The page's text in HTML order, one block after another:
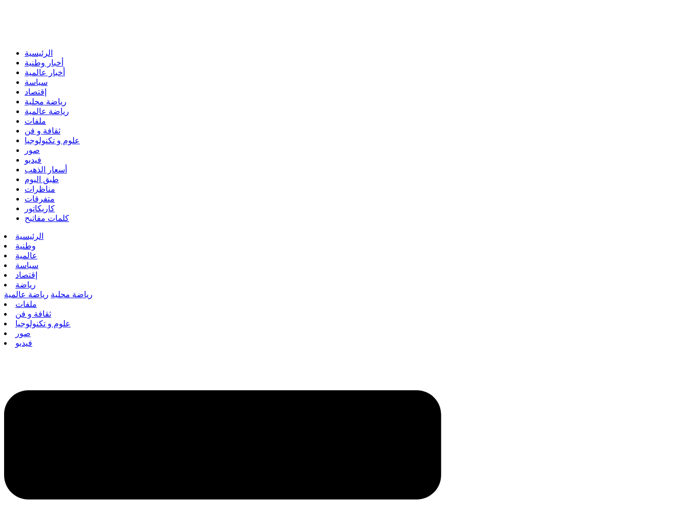
الرئيسية
أخبار وطنية
أخبار عالمية
سياسة
إقتصاد
رياضة محلية
رياضة عالمية
ملفات
ثقافة و فن
علوم و تكنولوجيا
صور
فيديو
أسعار الذهب
طبق اليوم
مناظرات
متفرقات
كاريكاتور
كلمات مفاتيح
الرئيسية
وطنية
عالمية
سياسة
إقتصاد
رياضة
رياضة محلية رياضة عالمية
ملفات
ثقافة و فن
علوم و تكنولوجيا
صور
فيديو